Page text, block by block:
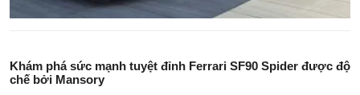
Khám phá sức mạnh tuyệt đỉnh Ferrari SF90 Spider được độ
chế bởi Mansory